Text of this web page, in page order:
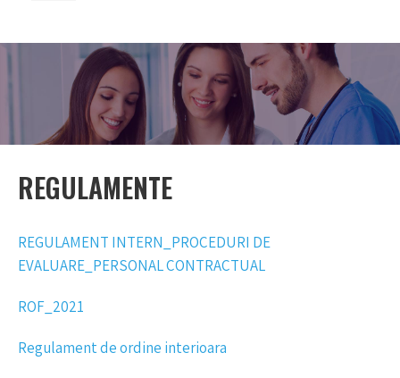
REGULAMENTE
REGULAMENT INTERN_PROCEDURI DE
EVALUARE_PERSONAL CONTRACTUAL
ROF_2021
Regulament de ordine interioara